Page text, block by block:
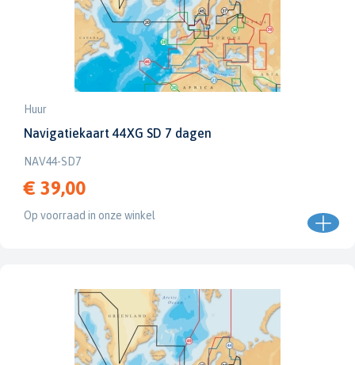
Huur
Navigatiekaart 44XG SD 7 dagen
NAV44-SD7
€ 39,00
Op voorraad in onze winkel